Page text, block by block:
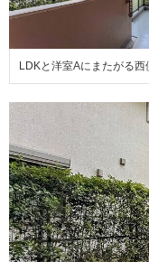
LDKと洋室Aにまたがる西